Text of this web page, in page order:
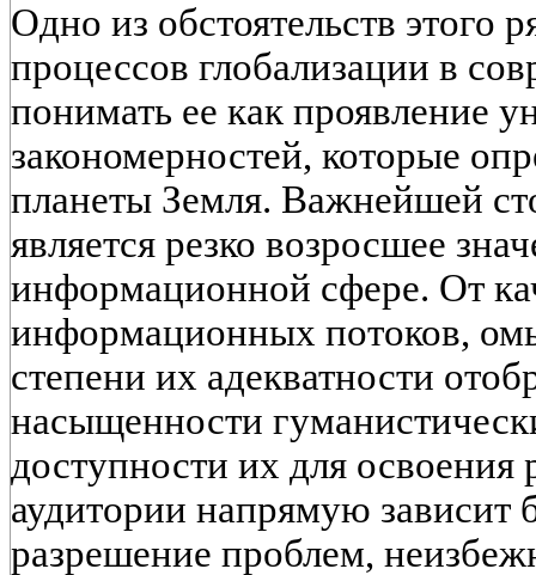
Одно из обстоятельств этого
процессов глобализации в
понимать ее как проявление
закономерностей, которые
планеты Земля. Важнейшей
является резко возросшее
информационной сфере. От
информационных потоков,
степени их адекватности
насыщенности
доступности их для
аудитории напрямую зависит
разрешение проблем,